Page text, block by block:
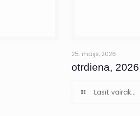
25. maijs, 2026
otrdiena,
Lasīt vairāk...